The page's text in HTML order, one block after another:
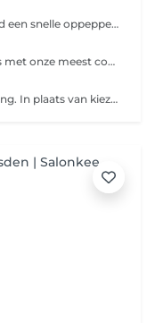
Glow Express ✨ 30 minuten Gun je huid een snelle oppepper met de Glow Express. Deze behandeling is ideaal als onderhoud, voor een speciale gelegenheid of wanneer je huid behoefte heeft aan een frisse boost. De behandeling bestaat uit: Dieptereiniging Milde peeling Verzorgend masker Beauty Angel lichtbehandeling Afsluitende verzorging Na afloop voelt je huid fris, verzorgd en straalt ze met een gezonde glow. Glow Express Deluxe ✨ 45 minuten De Glow Express Deluxe biedt alles van de Glow Express, aangevuld met een intensieve bindweefselmassage voor extra aandacht en huidverbetering. Deze massage stimuleert de doorbloeding, ondersteunt de huidstructuur en geeft de huid een frisse, stevige uitstraling. De behandeling bestaat uit: Dieptereiniging Milde peeling Bindweefselmassage Verzorgend masker Beauty Angel lichtbehandeling Afsluitende verzorging Een complete boost voor de huid, waarbij ontspanning en huidverbetering samenkomen voor een gezonde, stralende uitstraling.
Summer Glow Experience Maak kennis met onze meest complete zomerbehandeling voor een frisse, stevige en stralende huid. Tijdens de Summer Glow Experience combineren we de huidvernieuwende werking van BioRePeel met een intensieve bindweefselmassage onze cooling globes en een ontspannend LED-lichtmasker. Deze krachtige combinatie stimuleert de huidvernieuwing, activeert de doorbloeding, ondersteunt de collageenaanmaak en zorgt voor een gezonde, natuurlijke glow. Afgestemd op jouw huidtype werken we met de hoogwaardige producten van LABAREAU of Natura Bissé voor een optimaal resultaat. Resultaat: Direct een frisse en stralende uitstraling Verfijnde huidstructuur en poriën Meer stevigheid en elasticiteit Intensieve hydratatie en herstel Een gezonde summer glow zonder downtime De perfecte behandeling voor wie zichtbaar resultaat én een moment van luxe wil ervaren.
Een luxe, gepersonaliseerde huidbeleving. In plaats van kiezen uit losse behandelingen, kies je bij ons alleen jouw behandeltijd. Wij stemmen elke behandeling volledig af op wat jouw huid op dat moment nodig heeft. Jij ontspant. Wij creëren jouw perfecte glow.